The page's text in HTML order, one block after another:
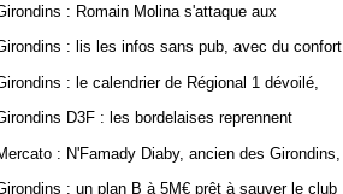
: Romain Molina s'attaque aux
: lis les infos sans pub, avec du confort
: le calendrier de Régional 1 dévoilé,
D3F : les bordelaises reprennent
: N'Famady Diaby, ancien des Girondins,
: un plan B à 5M€ prêt à sauver le club